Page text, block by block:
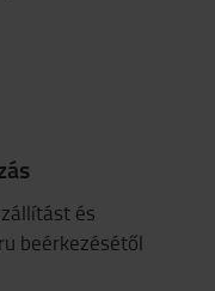
és
beérkezésétől